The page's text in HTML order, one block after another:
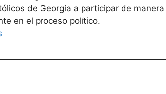
de Georgia a participar de manera
en el proceso político.